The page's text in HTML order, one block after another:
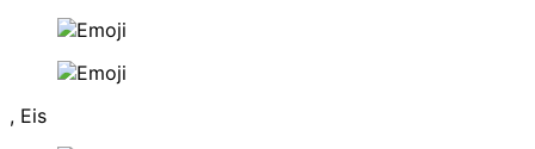
, Eis